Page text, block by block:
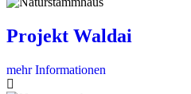
Projekt Waldai
mehr Informationen